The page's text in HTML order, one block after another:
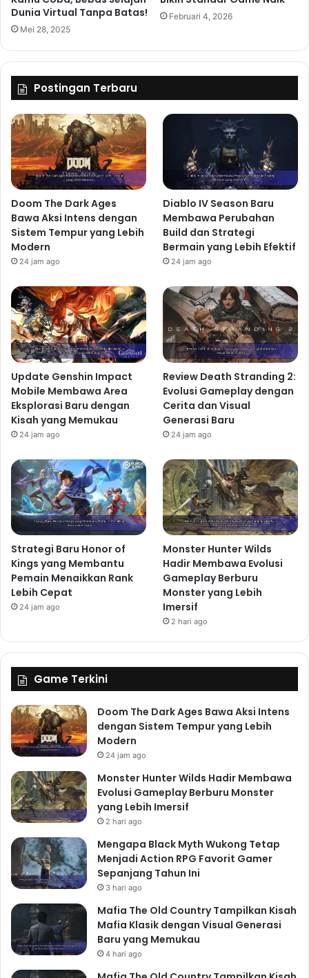
Dunia Virtual Tanpa Batas!
Mei 28, 2025
Februari 4, 2026
Postingan Terbaru
Doom The Dark Ages
Bawa Aksi Intens dengan
Sistem Tempur yang Lebih
Modern
24 jam ago
Diablo IV Season Baru
Membawa Perubahan
Build dan Strategi
Bermain yang Lebih Efektif
24 jam ago
Update Genshin Impact
Mobile Membawa Area
Eksplorasi Baru dengan
Kisah yang Memukau
24 jam ago
Review Death Stranding 2:
Evolusi Gameplay dengan
Cerita dan Visual
Generasi Baru
24 jam ago
Strategi Baru Honor of
Kings yang Membantu
Pemain Menaikkan Rank
Lebih Cepat
24 jam ago
Monster Hunter Wilds
Hadir Membawa Evolusi
Gameplay Berburu
Monster yang Lebih
Imersif
2 hari ago
Game Terkini
Doom The Dark Ages Bawa Aksi Intens
dengan Sistem Tempur yang Lebih
Modern
24 jam ago
Monster Hunter Wilds Hadir Membawa
Evolusi Gameplay Berburu Monster
yang Lebih Imersif
2 hari ago
Mengapa Black Myth Wukong Tetap
Menjadi Action RPG Favorit Gamer
Sepanjang Tahun Ini
3 hari ago
Mafia The Old Country Tampilkan Kisah
Mafia Klasik dengan Visual Generasi
Baru yang Memukau
4 hari ago